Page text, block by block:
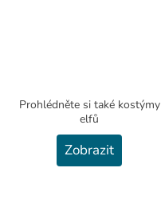
Prohlédněte si také kostýmy
elfů
Zobrazit